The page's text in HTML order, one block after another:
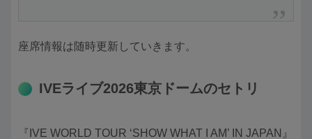
座席情報は随時更新していきます。
IVEライブ2026東京ドームのセトリ
『IVE WORLD TOUR ‘SHOW WHAT I AM’ IN JAPAN』